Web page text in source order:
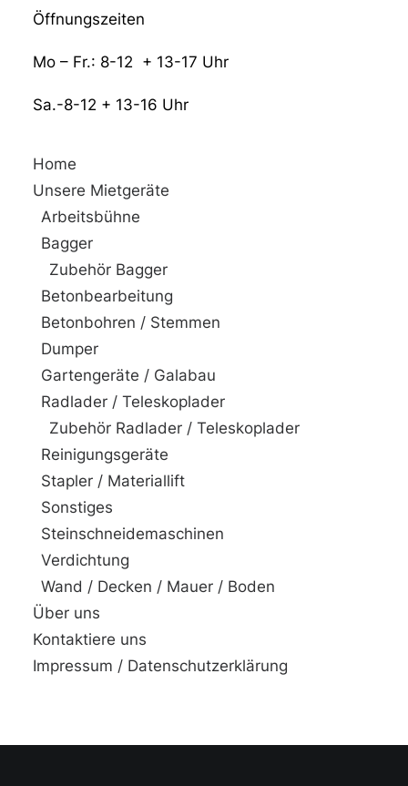
Öffnungszeiten
Mo – Fr.: 8-12 + 13-17 Uhr
Sa.-8-12 + 13-16 Uhr
Home
Unsere Mietgeräte
Arbeitsbühne
Bagger
Zubehör Bagger
Betonbearbeitung
Betonbohren / Stemmen
Dumper
Gartengeräte / Galabau
Radlader / Teleskoplader
Zubehör Radlader / Teleskoplader
Reinigungsgeräte
Stapler / Materiallift
Sonstiges
Steinschneidemaschinen
Verdichtung
Wand / Decken / Mauer / Boden
Über uns
Kontaktiere uns
Impressum / Datenschutzerklärung